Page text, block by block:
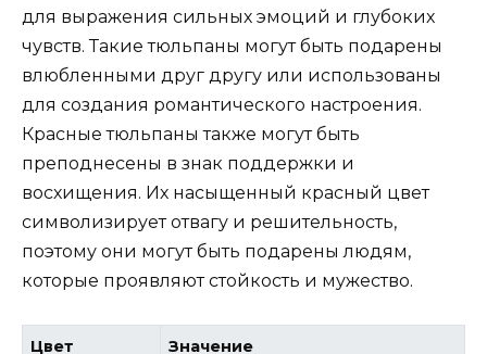
для выражения сильных эмоций и глубоких
чувств. Такие тюльпаны могут быть подарены
влюбленными друг другу или использованы
для создания романтического настроения.
Красные тюльпаны также могут быть
преподнесены в знак поддержки и
восхищения. Их насыщенный красный цвет
символизирует отвагу и решительность,
поэтому они могут быть подарены людям,
которые проявляют стойкость и мужество.
Цвет Значение